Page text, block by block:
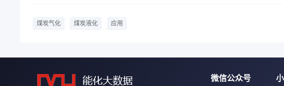
式等分煤」煤米胡反网分离上提质加二柴油汽油类,常用的是按气化炉
煤料在气化过程中是以很慢的速度向(20 ~ 30MPa)下直接加氢将煤转
煤炭气化 煤炭液化 应用
微信公众号